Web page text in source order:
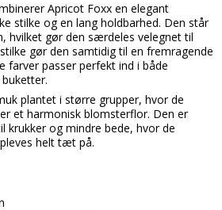
Apricot Foxx en elegant
stilke og en lang holdbarhed. Den står
hvilket gør den særdeles velegnet til
gør den samtidig til en fremragende
farver passer perfekt ind i både
plantet i større grupper, hvor de
et harmonisk blomsterflor. Den er
krukker og mindre bede, hvor de
helt tæt på.